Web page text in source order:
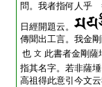
問。我者指何人乎
日經開題云。
傳聞出工言。我金
也 文 此書者金剛薩
指其名字。若非薩
高祖得此意引今文